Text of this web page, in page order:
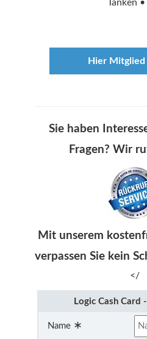
Tanken
Hier
Sie haben
Fragen? Wir
Mit unserem
verpassen Sie kein
</
Logic Cash Card
Name ∗